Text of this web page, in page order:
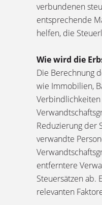
verbundenen
entsprechende
helfen, die
Wie wird die
Die Berechnung
wie Immobilien,
Verbindlichkeiten
Reduzierung der
verwandte
entferntere
Steuersätzen ab.
relevanten